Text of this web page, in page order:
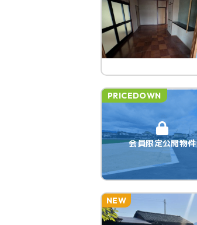
会員限定公開物件
PRICEDOWN
NEW